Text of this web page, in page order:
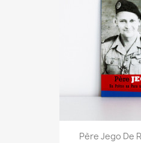
Père Jego De